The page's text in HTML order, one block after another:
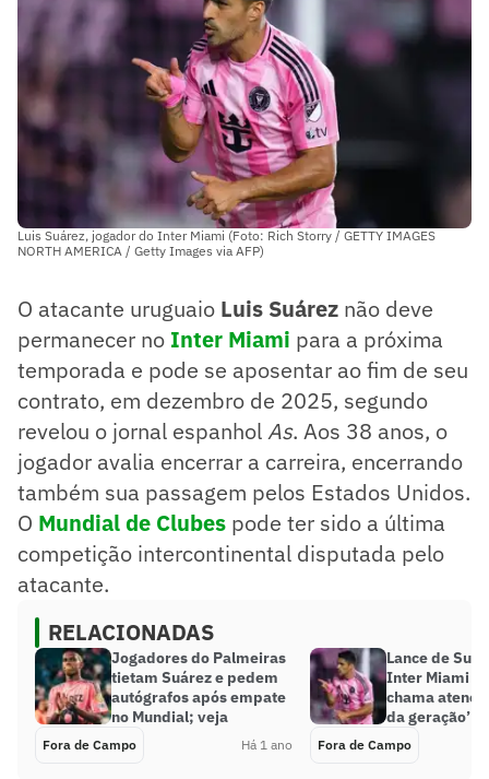
Luis Suárez, jogador do Inter Miami (Foto: Rich Storry / GETTY IMAGES
NORTH AMERICA / Getty Images via AFP)
O atacante uruguaio Luis Suárez não deve
permanecer no Inter Miami para a próxima
temporada e pode se aposentar ao fim de seu
contrato, em dezembro de 2025, segundo
revelou o jornal espanholAs. Aos 38 anos, o
jogador avalia encerrar a carreira, encerrando
também sua passagem pelos Estados Unidos.
O Mundial de Clubes pode ter sido a última
competição intercontinental disputada pelo
atacante.
RELACIONADAS
Jogadores do Palmeiras
tietam Suárez e pedem
autógrafos após empate
no Mundial; veja
Fora de Campo Há 1 ano
Lance de
Inter Miami x
chama
da geração’
Fora de Campo